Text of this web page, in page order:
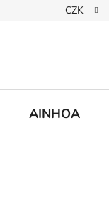
CZK
AINHOA